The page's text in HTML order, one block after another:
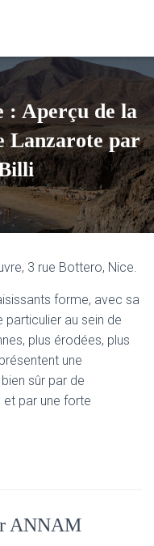
: Aperçu de la
Lanzarote par
3 rue Bottero, Nice.
forme, avec sa
particulier au sein de
plus érodées, plus
une
sûr par de
par une forte
ANNAM